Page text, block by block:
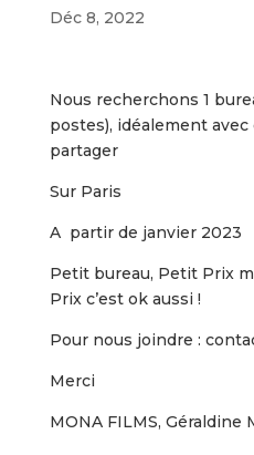
Déc 8, 2022
Nous recherchons 1
postes), idéalement
partager
Sur Paris
A partir de janvier 2023
Petit bureau, Petit Prix
Prix c’est ok aussi !
Pour nous joindre :
Merci
MONA FILMS, Géraldine